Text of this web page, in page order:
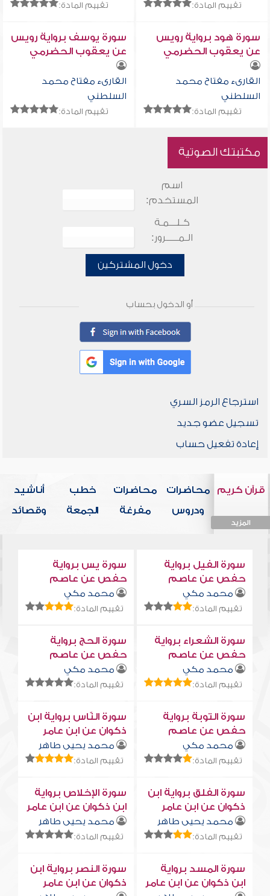
تقييم المادة: تقييم المادة:
سورة هود برواية رويس
عن يعقوب الحضرمي
القارىء مفتاح محمد
السلطني
تقييم المادة:
سورة يوسف برواية رويس
عن يعقوب الحضرمي
القارىء مفتاح محمد
السلطني
تقييم المادة:
مكتبتك الصوتية
اسم
المستخدم:
كـلـــمـة
الـمـــــرور:
دخول المشتركين
أو الدخول بحساب
استرجاع الرمز السري
تسجيل عضو جديد
إعادة تفعيل حساب
قرآن كريم
المزيد
محاضرات
ودروس
محاضرات
مفرغة
خطب
الجمعة
أناشيد
وقصائد
سورة الفيل برواية
حفص عن عاصم
محمد مكي
تقييم المادة:
سورة يس برواية
حفص عن عاصم
محمد مكي
تقييم المادة:
سورة الشعراء برواية
حفص عن عاصم
محمد مكي
تقييم المادة:
سورة الحج برواية
حفص عن عاصم
محمد مكي
تقييم المادة:
سورة التوبة برواية
حفص عن عاصم
محمد مكي
تقييم المادة:
سورة النّاس برواية ابن
ذكوان عن ابن عامر
محمد يحيى طاهر
تقييم المادة:
سورة الفلق برواية ابن
ذكوان عن ابن عامر
محمد يحيى طاهر
تقييم المادة:
سورة الإخلاص برواية
ابن ذكوان عن ابن عامر
محمد يحيى طاهر
تقييم المادة:
سورة المسد برواية
ابن ذكوان عن ابن عامر
سورة النصر برواية ابن
ذكوان عن ابن عامر